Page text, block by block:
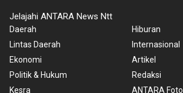
Jelajahi ANTARA News Ntt
Daerah
Lintas Daerah
Ekonomi
Politik & Hukum
Kesra
Hiburan
Internasional
Artikel
Redaksi
ANTARA Foto